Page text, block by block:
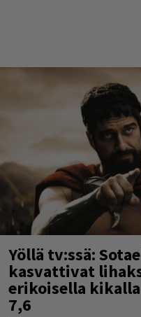
Yöllä tv:ssä:
kasvattivat
erikoisella kikalla
7,6